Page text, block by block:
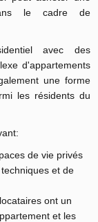
le cadre de
avec des
d'appartements
une forme
les résidents du
de vie privés
et de
ont un
et les